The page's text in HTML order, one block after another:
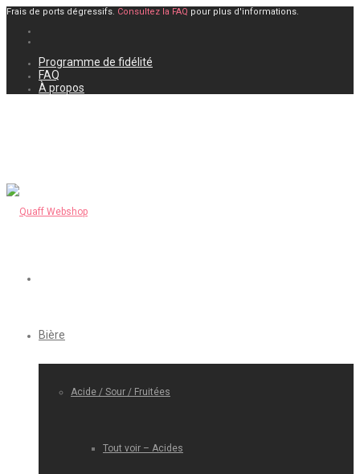
Frais de ports dégressifs. Consultez la FAQ pour plus d'informations.
Programme de fidélité
FAQ
À propos
Bière
Acide / Sour / Fruitées
Tout voir – Acides